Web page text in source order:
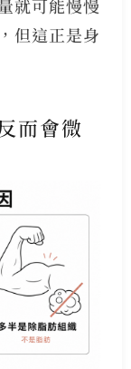
就可能慢慢
但這正是身
而會微